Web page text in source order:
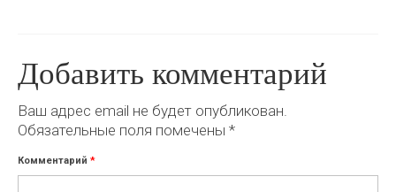
Добавить комментарий
Ваш адрес email не будет опубликован.
Обязательные поля помечены *
Комментарий *